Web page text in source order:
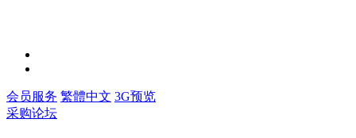
会员服务 繁體中文 3G预览
采购论坛